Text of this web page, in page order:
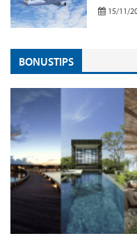
15/11/
BONUSTIPS